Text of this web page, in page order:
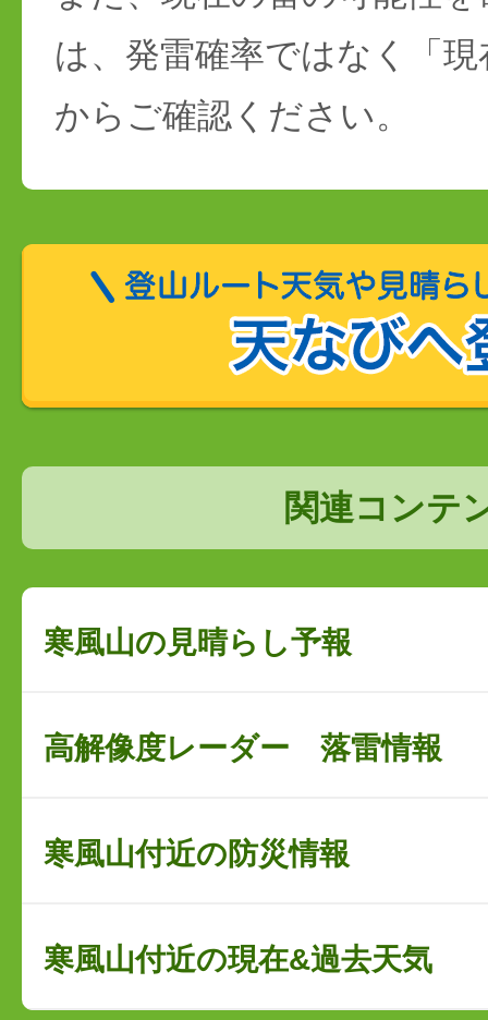
は、発雷確率ではなく「
からご確認ください。
関連コンテ
寒風山の見晴らし予報
高解像度レーダー 落雷情報
寒風山付近の防災情報
寒風山付近の現在&過去天気